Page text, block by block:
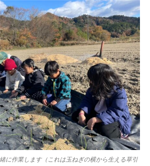
に作業します（これは玉ねぎの横から生える草引